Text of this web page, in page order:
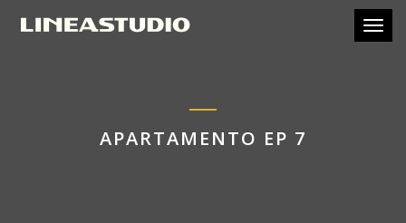
APARTAMENTO EP 7